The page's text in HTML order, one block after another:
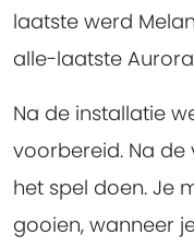
laatste werd
alle-laatste
Na de installatie
voorbereid. Na
het spel doen. Je
gooien, wanneer